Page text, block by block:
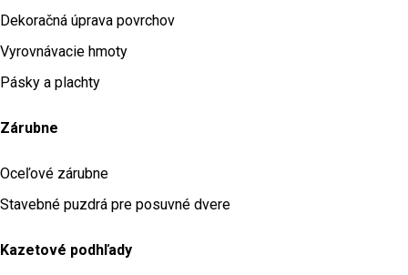
Dekoračná úprava povrchov
Vyrovnávacie hmoty
Pásky a plachty
Zárubne
Oceľové zárubne
Stavebné puzdrá pre posuvné dvere
Kazetové podhľady